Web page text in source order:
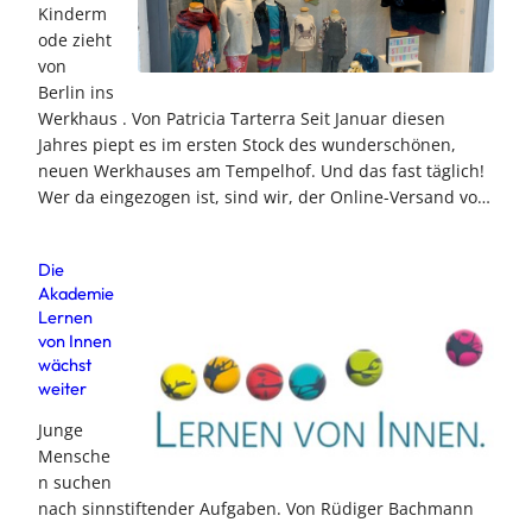
Kinderm
ode zieht
von
Berlin ins
Werkhaus . Von Patricia Tarterra Seit Januar diesen
Jahres piept es im ersten Stock des wunderschönen,
neuen Werkhauses am Tempelhof. Und das fast täglich!
Wer da eingezogen ist, sind wir, der Online-Versand vo…
Die
Akademie
Lernen
von Innen
wächst
weiter
Junge
Mensche
n suchen
nach sinnstiftender Aufgaben. Von Rüdiger Bachmann